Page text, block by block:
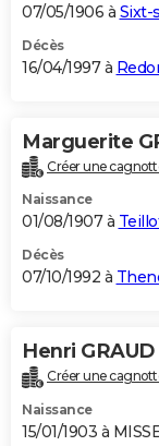
07/05/1906 à Sixt-
Décès
16/04/1997 à
Marguerite
Créer une
Naissance
01/08/1907 à
Décès
07/10/1992 à
Henri GRAUD
Créer une
Naissance
15/01/1903 à